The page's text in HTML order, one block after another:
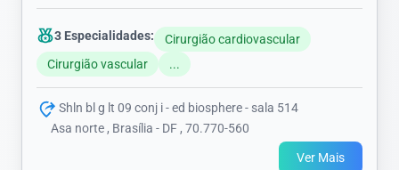
3 Especialidades:
Cirurgião cardiovascular
Cirurgião vascular
...
Shln bl g lt 09 conj i - ed biosphere - sala 514
Asa norte , Brasília - DF , 70.770-560
Ver Mais